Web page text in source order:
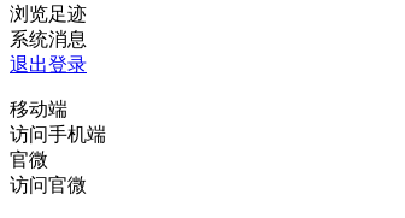
浏览足迹
系统消息
退出登录
移动端
访问手机端
官微
访问官微